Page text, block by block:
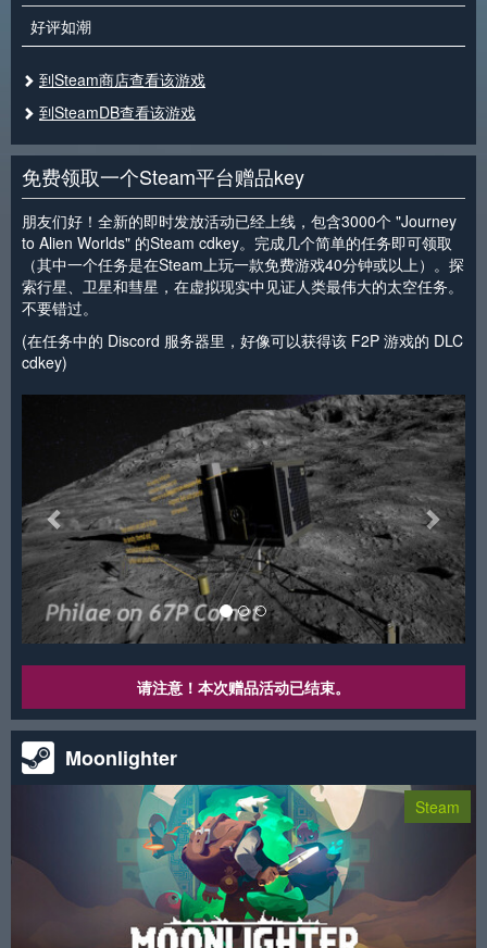
好评如潮
到Steam商店查看该游戏
到SteamDB查看该游戏
免费领取一个Steam平台赠品key
朋友们好！全新的即时发放活动已经上线，包含3000个 "Journey
to Alien Worlds" 的Steam cdkey。完成几个简单的任务即可领取
（其中一个任务是在Steam上玩一款免费游戏40分钟或以上）。探
索行星、卫星和彗星，在虚拟现实中见证人类最伟大的太空任务。
不要错过。
(在任务中的 Discord 服务器里，好像可以获得该 F2P 游戏的 DLC
cdkey)
>
请注意！本次赠品活动已结束。
Moonlighter
Steam